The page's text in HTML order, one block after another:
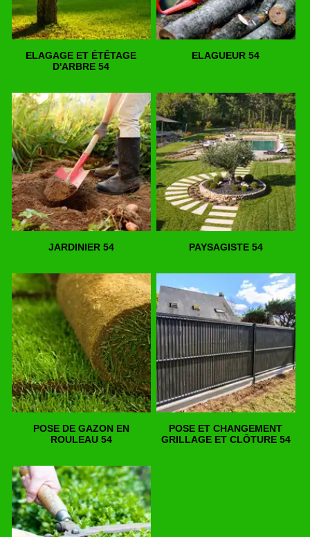
ELAGAGE ET ÉTÊTAGE
D'ARBRE 54
ELAGUEUR 54
JARDINIER 54 PAYSAGISTE 54
POSE DE GAZON EN
ROULEAU 54
POSE ET CHANGEMENT
GRILLAGE ET CLÔTURE 54